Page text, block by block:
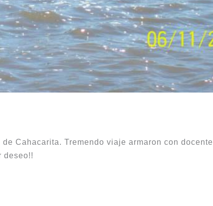
Cahacarita. Tremendo viaje armaron con
deseo!!